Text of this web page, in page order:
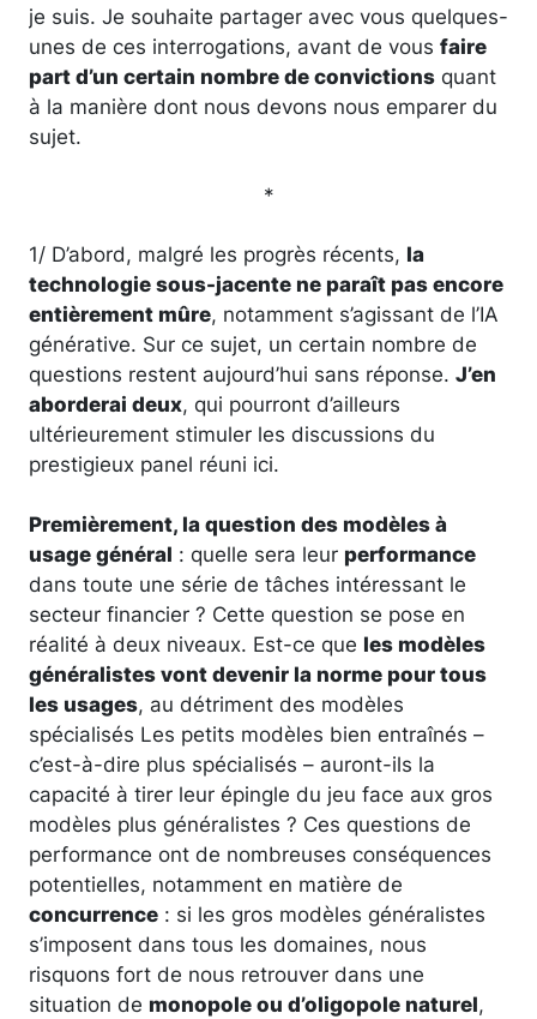
je suis. Je souhaite partager avec vous quelques-
unes de ces interrogations, avant de vous faire
part d’un certain nombre de convictions quant
à la manière dont nous devons nous emparer du
sujet.
*
1/ D’abord, malgré les progrès récents, la
technologie sous-jacente ne paraît pas encore
entièrement mûre, notamment s’agissant de l’IA
générative. Sur ce sujet, un certain nombre de
questions restent aujourd’hui sans réponse. J’en
aborderai deux, qui pourront d’ailleurs
ultérieurement stimuler les discussions du
prestigieux panel réuni ici.
Premièrement, la question des modèles à
usage général : quelle sera leur performance
dans toute une série de tâches intéressant le
secteur financier ? Cette question se pose en
réalité à deux niveaux. Est-ce que les modèles
généralistes vont devenir la norme pour tous
les usages, au détriment des modèles
spécialisés Les petits modèles bien entraînés –
c’est-à-dire plus spécialisés – auront-ils la
capacité à tirer leur épingle du jeu face aux gros
modèles plus généralistes ? Ces questions de
performance ont de nombreuses conséquences
potentielles, notamment en matière de
concurrence : si les gros modèles généralistes
s’imposent dans tous les domaines, nous
risquons fort de nous retrouver dans une
situation de monopole ou d’oligopole naturel,